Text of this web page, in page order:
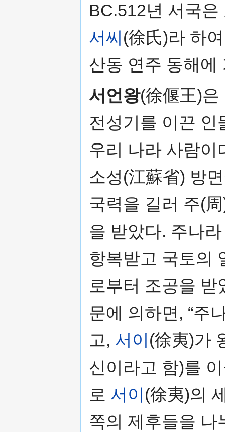
BC.512년 서국
서씨 (徐氏)라 하
산동 연주 동해에
서언왕(徐偃王)
전성기를 이끈 인
우리 나라 사람이
소성(江蘇省) 방
국력을 길러 주(
을 받았다. 주나
항복받고 국토의
로부터 조공을
문에 의하면, “주
고, 서이 (徐夷)가
신이라고 함)를
로 서이 (徐夷)의
쪽의 제후들을